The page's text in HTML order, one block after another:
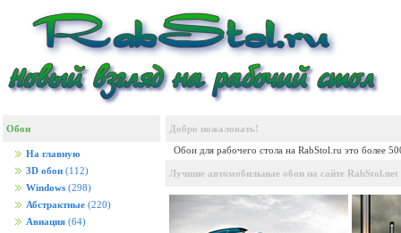
Обои
На главную
3D обои (112)
Windows (298)
Абстрактные (220)
Авиация (64)
Добро пожаловать!
Обои для рабочего стола на RabStol.ru это более
Лучшие автомобильные обои на сайте RabStol.net